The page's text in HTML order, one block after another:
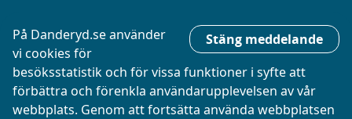
Stäng meddelande
På Danderyd.se använder
vi cookies för
besöksstatistik och för vissa funktioner i syfte att
förbättra och förenkla användarupplevelsen av vår
webbplats. Genom att fortsätta använda webbplatsen